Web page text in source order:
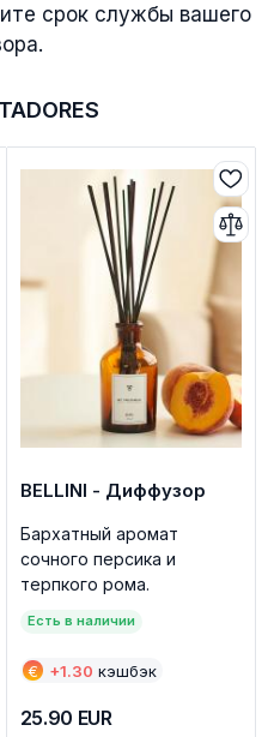
срок службы вашего
BELLINI - Диффузор
Бархатный аромат
сочного персика и
терпкого рома.
Есть в наличии
€ +1.30 кэшбэк
25.90 EUR